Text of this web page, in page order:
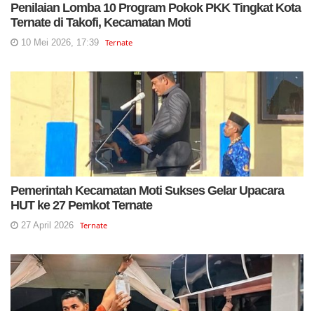
Penilaian Lomba 10 Program Pokok PKK Tingkat Kota
Ternate di Takofi, Kecamatan Moti
10 Mei 2026, 17:39 Ternate
Pemerintah Kecamatan Moti Sukses Gelar Upacara
HUT ke 27 Pemkot Ternate
27 April 2026 Ternate